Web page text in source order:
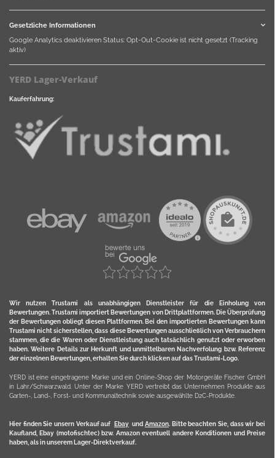
Gesetzliche Informationen
Google Analytics deaktivieren Status: Opt-Out-Cookie ist nicht gesetzt (Tracking
aktiv)
YERD Lager-Verkauf
Kauferfahrung:
Wir nutzen Trustami als unabhängigen Dienstleister für die Einholung von
Bewertungen. Trustami importiert Bewertungen von Drittplattformen. Die Überprüfung
der Bewertungen obliegt diesen Plattformen. Bei den importierten Bewertungen kann
Trustami nicht sicherstellen, dass diese Bewertungen ausschließlich von Verbrauchern
stammen, die die Waren oder Dienstleistung auch tatsächlich genutzt oder erworben
haben. Weitere Details zur Herkunft und unmittelbaren Nachverfolung bzw. Referenz
der einzelnen Bewertungen, erhalten Sie durch klicken auf das Trustami-Logo.
YERD ist eine eingetragene Marke und ein Online-Shop der Motorgeräte Fischer GmbH
in Lahr/Schwarzwald. Unter der Marke YERD vertreibt das Unternehmen Produkte aus
Garten-, Land-, Forst- und Kommunaltechnik sowie ausgewählte D2C-Produkte.
Hier finden Sie unsern Verkauf auf Ebayund Amazon. Bitte beachten Sie, dass wir bei
Kaufland, Ebay (motofischtec) bzw. Amazon eventuell andere Konditionen und Preise
haben, als in unserem Lager-Direktverkauf.